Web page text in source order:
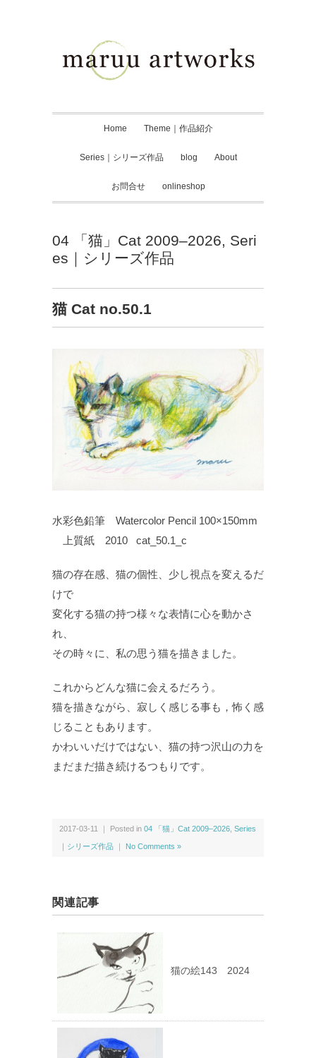
Home Theme｜作品紹介
Series｜シリーズ作品 blog About
お問合せ onlineshop
04 「猫」Cat 2009–2026, Seri
es｜シリーズ作品
猫 Cat no.50.1
水彩色鉛筆 Watercolor Pencil 100×150mm
上質紙 2010 cat_50.1_c
猫の存在感、猫の個性、少し視点を変えるだ
けで
変化する猫の持つ様々な表情に心を動かさ
れ、
その時々に、私の思う猫を描きました。
これからどんな猫に会えるだろう。
猫を描きながら、寂しく感じる事も，怖く感
じることもあります。
かわいいだけではない、猫の持つ沢山の力を
まだまだ描き続けるつもりです。
2017-03-11 ｜ Posted in 04 「猫」Cat 2009–2026 Series
｜シリーズ作品 ｜ No Comments »
関連記事
猫の絵143 2024